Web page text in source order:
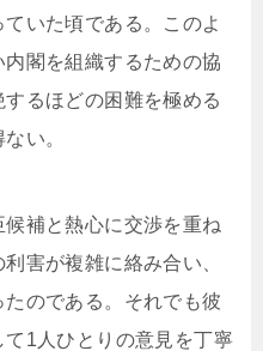
いた頃である。このよ
閣を組織するための協
るほどの困難を極める
い。
補と熱心に交渉を重ね
害が複雑に絡み合い、
のである。それでも彼
1人ひとりの意見を丁寧